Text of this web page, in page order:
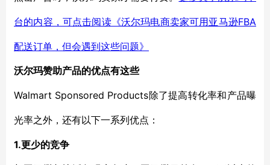
台的内容，可点击阅读《沃尔玛电商卖家可用亚马逊FBA
配送订单，但会遇到这些问题》
沃尔玛赞助产品的优点有这些
Walmart Sponsored Products除了提高转化率和产品曝
光率之外，还有以下一系列 优点：
1.更少的竞争